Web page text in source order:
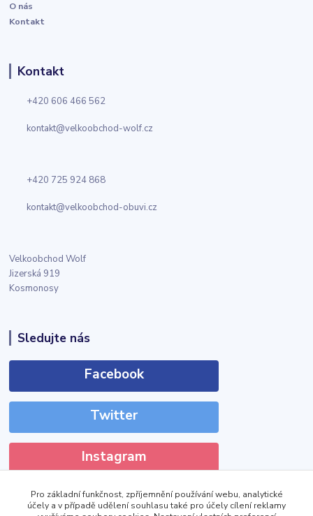
O nás
Kontakt
Kontakt
+420 606 466 562
kontakt@velkoobchod-wolf.cz
+420 725 924 868
kontakt@velkoobchod-obuvi.cz
Velkoobchod Wolf
Jizerská 919
Kosmonosy
Sledujte nás
Facebook
Twitter
Instagram
Pro základní funkčnost, zpříjemnění používání webu, analytické
účely a v případě udělení souhlasu také pro účely cílení reklamy